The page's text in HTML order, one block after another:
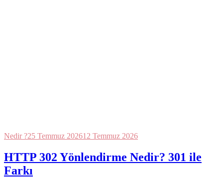
Nedir ?25 Temmuz 202612 Temmuz 2026
HTTP 302 Yönlendirme Nedir? 301 ile
Farkı